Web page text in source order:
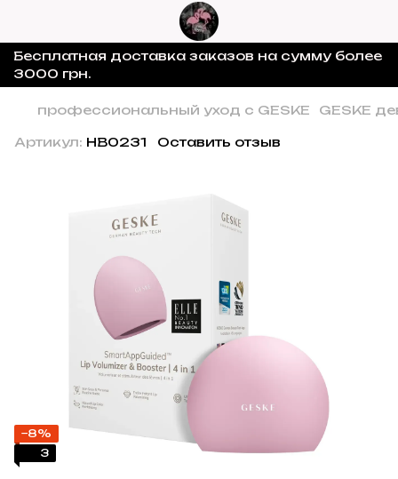
Бесплатная доставка заказов на сумму более
3000 грн.
профессиональный уход с GESKE GESKE
Артикул: HB0231 Оставить отзыв
−8%
3